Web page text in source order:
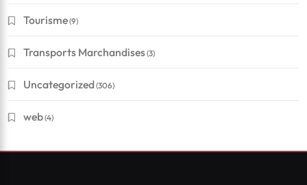
Tourisme(9)
Transports Marchandises(3)
Uncategorized(306)
web(4)